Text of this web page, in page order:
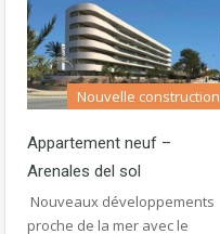
Nouvelle construction
Appartement neuf –
Arenales del sol
Nouveaux développements
proche de la mer avec le